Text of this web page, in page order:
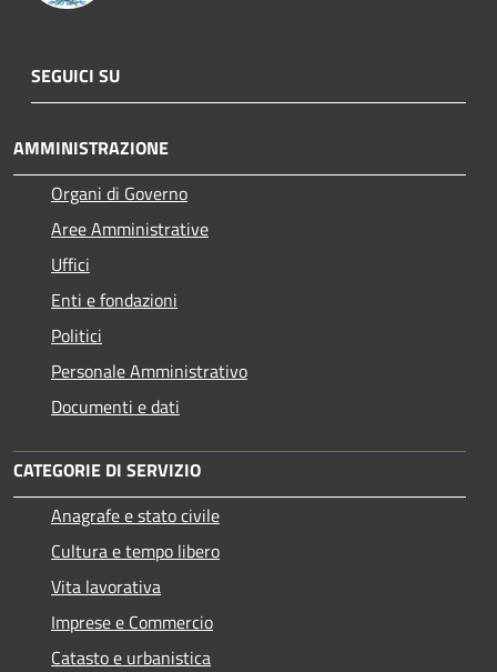
SEGUICI SU
AMMINISTRAZIONE
Organi di Governo
Aree Amministrative
Uffici
Enti e fondazioni
Politici
Personale Amministrativo
Documenti e dati
CATEGORIE DI SERVIZIO
Anagrafe e stato civile
Cultura e tempo libero
Vita lavorativa
Imprese e Commercio
Catasto e urbanistica